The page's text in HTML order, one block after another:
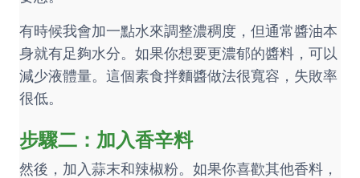
有時候我會加一點水來調整濃稠度，但通常醬油本
身就有足夠水分。如果你想要更濃郁的醬料，可以
減少液體量。這個素食拌麵醬做法很寬容，失敗率
很低。
步驟二：加入香辛料
然後，加入蒜末和辣椒粉。如果你喜歡其他香料，